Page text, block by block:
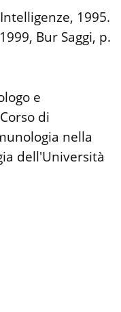
1995.
Bur Saggi, p.
e
di
nella
dell'Università